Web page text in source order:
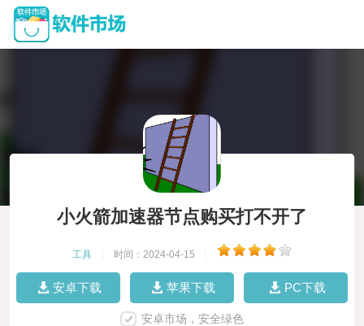
小火箭加速器节点购买打不开了
工具 时间：2024-04-15
安卓下载 苹果下载 PC下载
安卓市场，安全绿色